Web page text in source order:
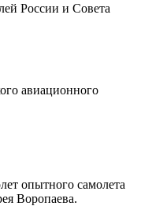
России и Совета
авиационного
опытного самолета
Воропаева.